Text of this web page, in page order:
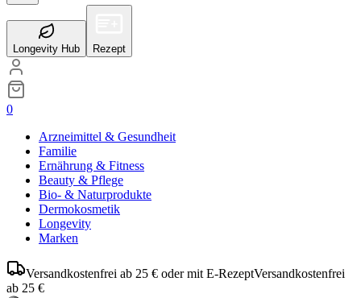
Longevity Hub Rezept
0
Arzneimittel & Gesundheit
Familie
Ernährung & Fitness
Beauty & Pflege
Bio- & Naturprodukte
Dermokosmetik
Longevity
Marken
Versandkostenfrei ab 25 € oder mit E-RezeptVersandkostenfrei
ab 25 €